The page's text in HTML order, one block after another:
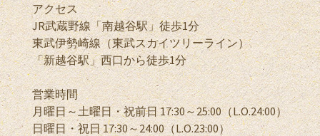
アクセス
JR武蔵野線「南越谷駅」徒歩1分
東武伊勢崎線（東武スカイツリーライン）
「新越谷駅」西口から徒歩1分
営業時間
月曜日～土曜日・祝前日 17:30～25:00（L.O.24:00）
日曜日・祝日 17:30～24:00（L.O.23:00）